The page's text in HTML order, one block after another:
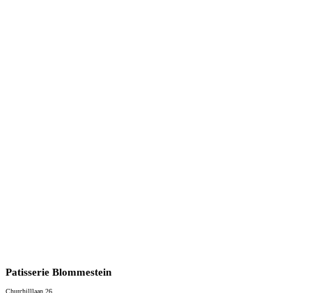
Patisserie Blommestein
Churchilllaan 26